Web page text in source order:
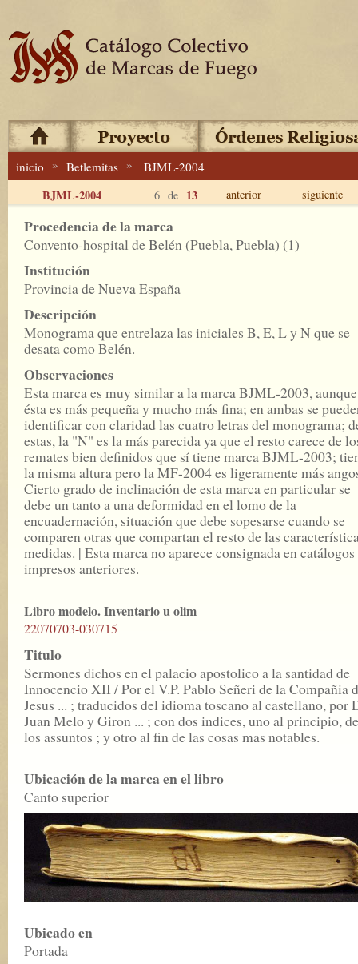
inicio » Betlemitas » BJML-2004
BJML-2004 6 de 13 anterior siguiente
Procedencia de la marca
Convento-hospital de Belén (Puebla, Puebla) (1)
Institución
Provincia de Nueva España
Descripción
Monograma que entrelaza las iniciales B, E, L y N que se
desata como Belén.
Observaciones
Esta marca es muy similar a la marca BJML-2003, aunque
ésta es más pequeña y mucho más fina; en ambas se
identificar con claridad las cuatro letras del monograma;
estas, la "N" es la más parecida ya que el resto carece de
remates bien definidos que sí tiene marca BJML-2003;
la misma altura pero la MF-2004 es ligeramente más
Cierto grado de inclinación de esta marca en particular se
debe un tanto a una deformidad en el lomo de la
encuadernación, situación que debe sopesarse cuando se
comparen otras que compartan el resto de las
medidas. | Esta marca no aparece consignada en catálogos
impresos anteriores.
Libro modelo. Inventario u olim
22070703-030715
Titulo
Sermones dichos en el palacio apostolico a la santidad de
Innocencio XII / Por el V.P. Pablo Señeri de la Compañia
Jesus ... ; traducidos del idioma toscano al castellano, por
Juan Melo y Giron ... ; con dos indices, uno al principio, de
los assuntos ; y otro al fin de las cosas mas notables.
Ubicación de la marca en el libro
Canto superior
Ubicado en
Portada